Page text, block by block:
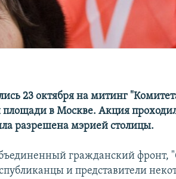
23 октября на митинг
в Москве. Акция
разрешена мэрией столицы.
гражданский фронт,
и представители